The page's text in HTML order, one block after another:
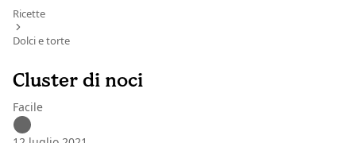
Ricette
Dolci e torte
Cluster di noci
Facile